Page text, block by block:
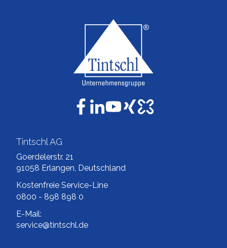
Tintschl AG
Goerdelerstr. 21
91058 Erlangen, Deutschland
Kostenfreie Service-Line
0800 - 898 898 0
E-Mail:
service@tintschl.de